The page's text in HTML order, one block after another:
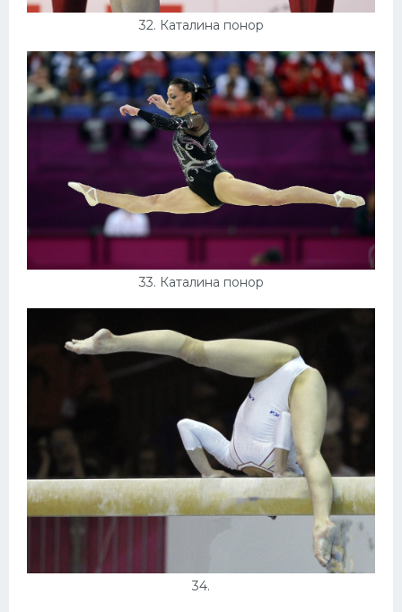
32. Каталина понор
33. Каталина понор
34.